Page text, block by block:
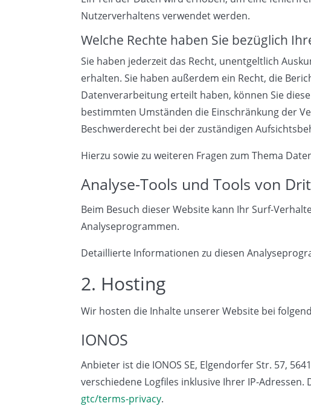
Nutzerverhaltens verwendet werden.
Welche Rechte haben Sie bezüglich
Sie haben jederzeit das Recht, unentgeltlich
erhalten. Sie haben außerdem ein Recht, die
Datenverarbeitung erteilt haben, können Sie
bestimmten Umständen die Einschränkung der
Beschwerderecht bei der zuständigen
Hierzu sowie zu weiteren Fragen zum Thema
Analyse-Tools und Tools von
Beim Besuch dieser Website kann Ihr Surf-
Analyseprogrammen.
Detaillierte Informationen zu diesen
2. Hosting
Wir hosten die Inhalte unserer Website bei
IONOS
Anbieter ist die IONOS SE, Elgendorfer Str. 57,
verschiedene Logfiles inklusive Ihrer IP-
gtc/terms-privacy.